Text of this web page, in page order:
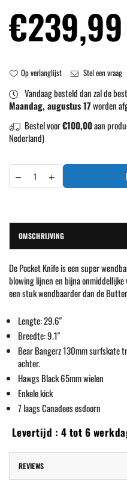
Normale
prijs
€239,99
Op verlanglijst Stel een vraag
Vandaag besteld dan zal de
Maandag, augustus 17worden
Bestel voor€100,00aan
Nederland)
OMSCHRIJVING
De Pocket Knife is een super
blowing lijnen en bijna
een stuk wendbaarder dan de
Lengte: 29.6"
Breedte: 9.1"
Bear Bangerz 130mm surfskate
achter.
Hawgs Black 65mm wielen
Enkele kick
7 laags Canadees esdoorn
Levertijd : 4 tot 6
REVIEWS